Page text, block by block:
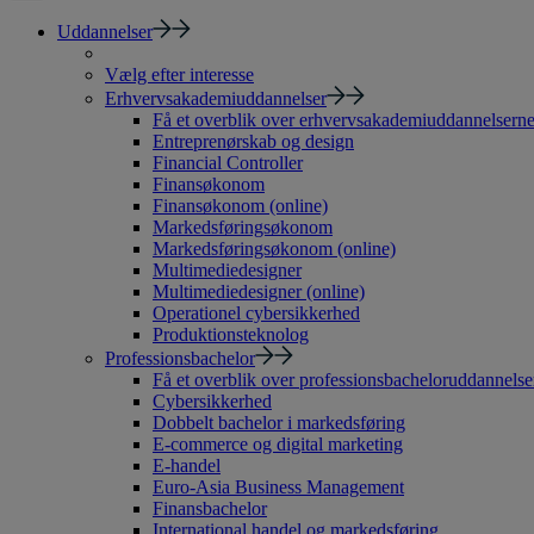
Uddannelser
Vælg efter interesse
Erhvervsakademiuddannelser
Få et overblik over erhvervsakademiuddannelserne
Entreprenørskab og design
Financial Controller
Finansøkonom
Finansøkonom (online)
Markedsføringsøkonom
Markedsføringsøkonom (online)
Multimediedesigner
Multimediedesigner (online)
Operationel cybersikkerhed
Produktionsteknolog
Professionsbachelor
Få et overblik over
Cybersikkerhed
Dobbelt bachelor i markedsføring
E-commerce og digital marketing
E-handel
Euro-Asia Business Management
Finansbachelor
International handel og markedsføring